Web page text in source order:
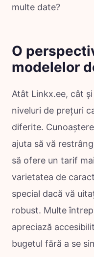
multe date?
O
modelelor
Atât Linkx.ee, cât
niveluri de prețuri
diferite.
ajuta să vă
să ofere un tarif
varietatea de
special dacă vă
robust. Multe
apreciază
bugetul fără a se